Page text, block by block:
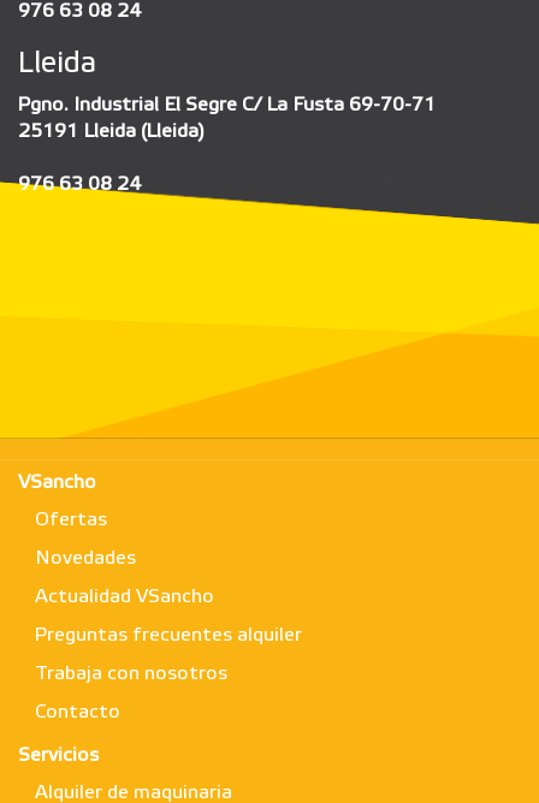
976 63 08 24
Lleida
Pgno. Industrial El Segre C/ La Fusta 69-70-71
25191 Lleida (Lleida)
976 63 08 24
VSancho
Ofertas
Novedades
Actualidad VSancho
Preguntas frecuentes alquiler
Trabaja con nosotros
Contacto
Servicios
Alquiler de maquinaria